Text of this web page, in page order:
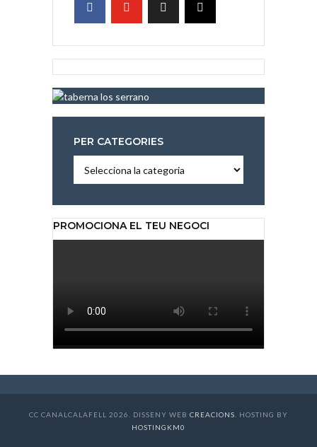
PER CATEGORIES
categories
PROMOCIONA EL TEU NEGOCI
CC CANALCALAFELL 2026. DISSENY WEB CREACIONS . HOSTING BY
HOSTINGKM0